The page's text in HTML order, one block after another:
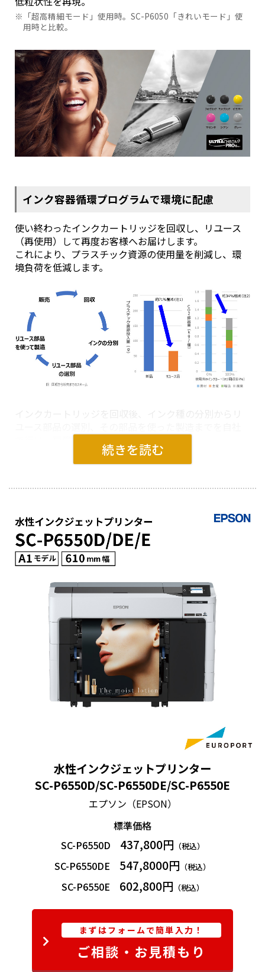
「超高精細モード」使用時。SC-P6050「きれいモード」使
用時と比較。
インク容器循環プログラムで環境に配慮
使い終わったインクカートリッジを回収し、リユース
（再使用）して再度お客様へお届けします。
これにより、プラスチック資源の使用量を削減し、環
境負荷を低減します。
で行い、再度お客様へお届けいたします。
この活動により、インクカートリッジの販売における
プラスチック資源の投入量が約71%削減されます。ま
減に貢献いたします。
の品質への影響はありません。
容量700mlインクカートリッジで試算（最大容量サイズでの
算出）
>リユース品はリユース部品の重量を差し引き総重量を算出。
リユースする部品はインクカートリッジの外装ケースです。
容量700mlインクカートリッジで試算（最大容量サイズでの
CO2排出量は、回収率100%での新品とリユース品の1本あた
りの加重平均値です。
算出にあたり生産地からの輸送負荷とリユース品回収部品の
生産地への輸送負荷を含めています。
インクの素材負荷、加工負荷、回収時の回収専用箱は計算に
含めていません。
エプソンの純正インク「UltraChrome PRO 6インク」
は全色顔料インク。水濡れや色あせに強く、ポスター
用途に安心してお使いいただけます。
すべての用紙について同様の効果が得られることを表現した
印刷した用紙を水に浸した環境はエプソンが推奨するもので
水性インクジェットプリンター
SC-P6550D/SC-P6550DE/SC-P6550E
エプソン（EPSON）
標準価格
SC-P6550D 437,800円 （税込）
SC-P6550DE 547,8000円 （税込）
SC-P6550E 602,800円 （税込）
まずはフォームで簡単入力！
ご相談・お見積もり